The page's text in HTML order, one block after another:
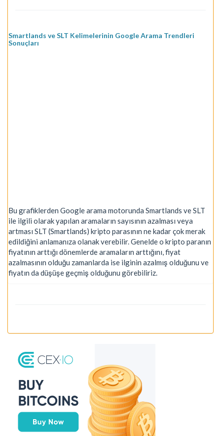
Smartlands ve SLT Kelimelerinin Google Arama Trendleri
Sonuçları
Bu grafiklerden Google arama motorunda Smartlands ve SLT
ile ilgili olarak yapılan aramaların sayısının azalması veya
artması SLT (Smartlands) kripto parasının ne kadar çok merak
edildiğini anlamanıza olanak verebilir. Genelde o kripto paranın
fiyatının arttığı dönemlerde aramaların arttığını, fiyat
azalmasının olduğu zamanlarda ise ilginin azalmış olduğunu ve
fiyatın da düşüşe geçmiş olduğunu görebiliriz.